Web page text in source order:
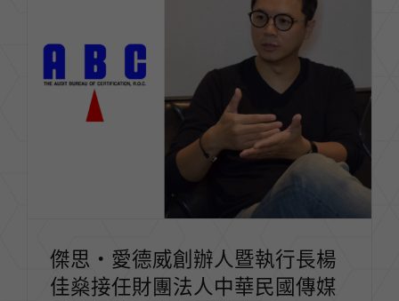
傑思‧愛德威創辦人暨執行長楊
佳燊接任財團法人中華民國傳媒